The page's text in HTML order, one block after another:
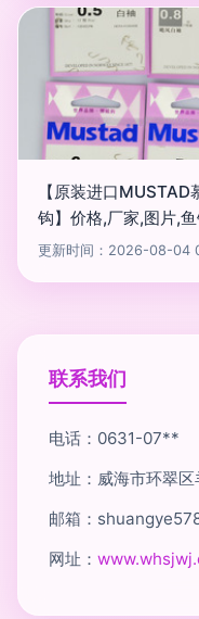
【原装进口
钩】价格,厂家,图片,
更新时间：2026-08-04
联系我们
电话：0631-07**
地址：威海市环翠
邮箱：
网址：